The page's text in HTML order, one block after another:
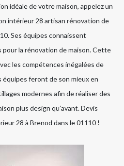
idéale de votre maison, appelez un
intérieur 28 artisan rénovation de
Ses équipes connaissent
la rénovation de maison. Cette
les compétences inégalées de
équipes feront de son mieux en
modernes afin de réaliser des
plus design qu’avant. Devis
28 à Brenod dans le 01110 !